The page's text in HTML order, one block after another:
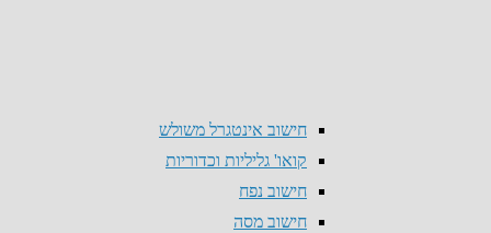
חישוב אינטגרל משולש
קואו' גליליות וכדוריות
חישוב נפח
חישוב מסה